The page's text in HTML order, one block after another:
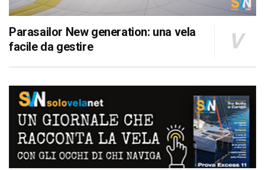
Parasailor New generation: una vela
facile da gestire